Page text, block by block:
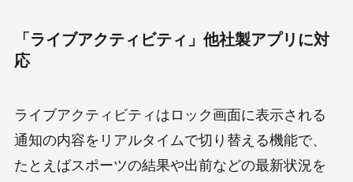
「ライブアクティビティ」他社製アプリに対
応
ライブアクティビティはロック画面に表示される
通知の内容をリアルタイムで切り替える機能で、
たとえばスポーツの結果や出前などの最新状況を